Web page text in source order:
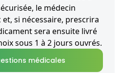
le médecin
si nécessaire, prescrira
sera ensuite livré
sous 1 à 2 jours ouvrés.
médicales